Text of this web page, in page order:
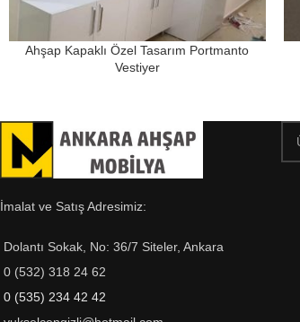
Ahşap Kapaklı Özel Tasarım Portmanto
Vestiyer
İmalat ve Satış Adresimiz:
Dolantı Sokak, No: 36/7 Siteler, Ankara
0 (532) 318 24 62
0 (535) 234 42 42